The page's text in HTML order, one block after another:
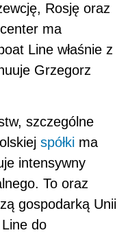
Rosję oraz
ma
Line właśnie z
Grzegorz
szczególne
spółki ma
intensywny
To oraz
gospodarką Unii
Line do